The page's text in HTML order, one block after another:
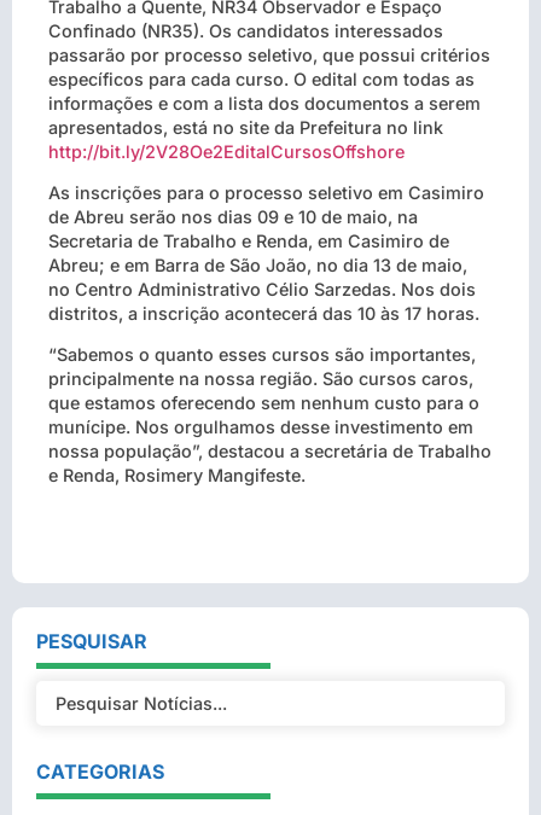
Trabalho a Quente, NR34 Observador e Espaço
Confinado (NR35). Os candidatos interessados
passarão por processo seletivo, que possui critérios
específicos para cada curso. O edital com todas as
informações e com a lista dos documentos a serem
apresentados, está no site da Prefeitura no link
http://bit.ly/2V28Oe2EditalCursosOffshore
As inscrições para o processo seletivo em Casimiro
de Abreu serão nos dias 09 e 10 de maio, na
Secretaria de Trabalho e Renda, em Casimiro de
Abreu; e em Barra de São João, no dia 13 de maio,
no Centro Administrativo Célio Sarzedas. Nos dois
distritos, a inscrição acontecerá das 10 às 17 horas.
“Sabemos o quanto esses cursos são importantes,
principalmente na nossa região. São cursos caros,
que estamos oferecendo sem nenhum custo para o
munícipe. Nos orgulhamos desse investimento em
nossa população”, destacou a secretária de Trabalho
e Renda, Rosimery Mangifeste.
PESQUISAR
CATEGORIAS